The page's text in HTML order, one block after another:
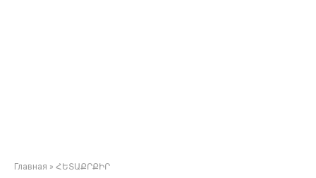
Главная » ՀԵՏԱՔՐՔԻՐ